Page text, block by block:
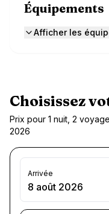
Équipements
Afficher les
Choisissez
Prix pour 1 nuit, 2
2026
Arrivée
8 août 2026